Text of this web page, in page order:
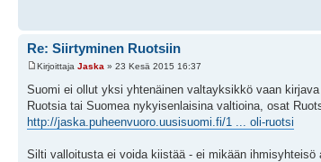
Re: Siirtyminen Ruotsiin
Kirjoittaja Jaska » 23 Kesä 2015 16:37
Suomi ei ollut yksi yhtenäinen valtayksikkö vaan
Ruotsia tai Suomea nykyisenlaisina valtioina, osat
http://jaska.puheenvuoro.uusisuomi.fi/1 ... oli-ruotsi
Silti valloitusta ei voida kiistää - ei mikään